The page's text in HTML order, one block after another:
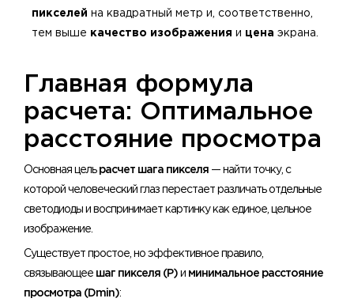
пикселей на квадратный метр и, соответственно,
тем выше качество изображения и цена экрана.
Главная формула
расчета: Оптимальное
расстояние просмотра
Основная цель расчет шага пикселя — найти точку, с
которой человеческий глаз перестает различать отдельные
светодиоды и воспринимает картинку как единое, цельное
изображение.
Существует простое, но эффективное правило,
связывающее шаг пикселя (P) и минимальное расстояние
просмотра (Dmin):